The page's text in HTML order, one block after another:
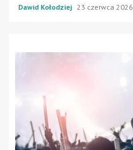
Dawid Kołodziej 23 czerwca 2026